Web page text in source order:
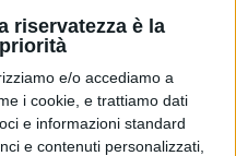
riservatezza è la
e/o accediamo a
i cookie, e trattiamo dati
e informazioni standard
e contenuti personalizzati,
del festival “Rerum
passa dagli scatti del
Ruvo di Puglia tra sport,